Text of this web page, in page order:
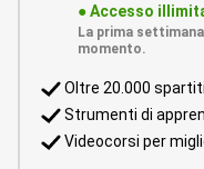
●Accesso
La prima
momento.
Oltre 20.000
Strumenti di
Videocorsi per